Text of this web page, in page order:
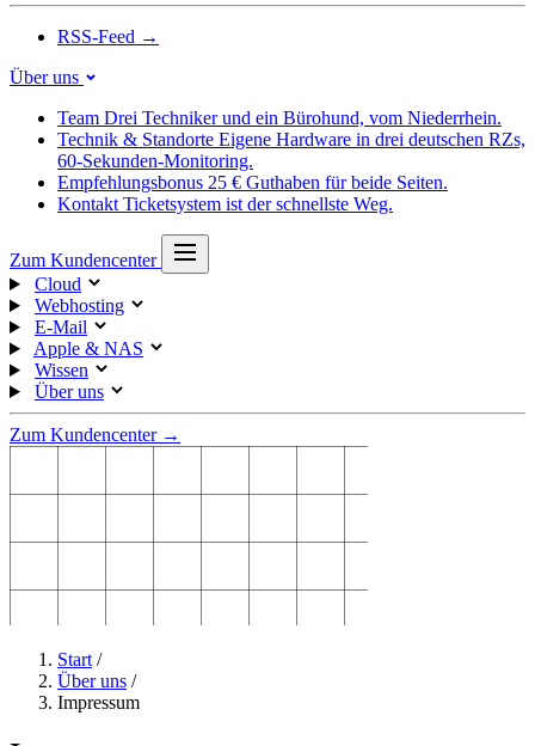
RSS-Feed →
Über uns
Team Drei Techniker und ein Bürohund, vom Niederrhein.
Technik & Standorte Eigene Hardware in drei deutschen RZs,
60-Sekunden-Monitoring.
Empfehlungsbonus 25 € Guthaben für beide Seiten.
Kontakt Ticketsystem ist der schnellste Weg.
Zum Kundencenter
Cloud
Webhosting
E-Mail
Apple & NAS
Wissen
Über uns
Zum Kundencenter →
Start /
Über uns /
Impressum